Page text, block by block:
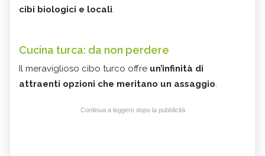
cibi biologici e locali.
Cucina turca: da non perdere
Il meraviglioso cibo turco offre un’infinità di
attraenti opzioni che meritano un assaggio.
Continua a leggere dopo la pubblicità